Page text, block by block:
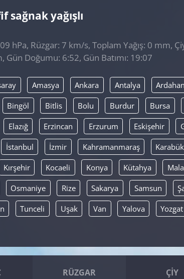
sağnak yağışlı
hPa, Rüzgar: 7 km/s, Toplam Yağış: 0 mm,
Gün Doğumu: 6:52, Gün Batımı: 19:07
Amasya Ankara Antalya Ardahan
Bingöl Bitlis Bolu Burdur Bursa
Elazığ Erzincan Erzurum Eskişehir
İstanbul İzmir Kahramanmaraş Karabük
Kırşehir Kocaeli Konya Kütahya
Osmaniye Rize Sakarya Samsun
Tunceli Uşak Van Yalova Yozgat
RÜZGAR ÇIY